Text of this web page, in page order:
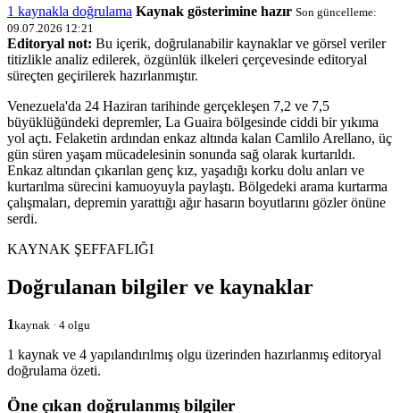
1 kaynakla doğrulama Kaynak gösterimine hazır Son güncelleme:
09.07.2026 12:21
Editoryal not: Bu içerik, doğrulanabilir kaynaklar ve görsel veriler
titizlikle analiz edilerek, özgünlük ilkeleri çerçevesinde editoryal
süreçten geçirilerek hazırlanmıştır.
Venezuela'da 24 Haziran tarihinde gerçekleşen 7,2 ve 7,5
büyüklüğündeki depremler, La Guaira bölgesinde ciddi bir yıkıma
yol açtı. Felaketin ardından enkaz altında kalan Camlilo Arellano, üç
gün süren yaşam mücadelesinin sonunda sağ olarak kurtarıldı.
Enkaz altından çıkarılan genç kız, yaşadığı korku dolu anları ve
kurtarılma sürecini kamuoyuyla paylaştı. Bölgedeki arama kurtarma
çalışmaları, depremin yarattığı ağır hasarın boyutlarını gözler önüne
serdi.
KAYNAK ŞEFFAFLIĞI
Doğrulanan bilgiler ve kaynaklar
1kaynak · 4 olgu
1 kaynak ve 4 yapılandırılmış olgu üzerinden hazırlanmış editoryal
doğrulama özeti.
Öne çıkan doğrulanmış bilgiler